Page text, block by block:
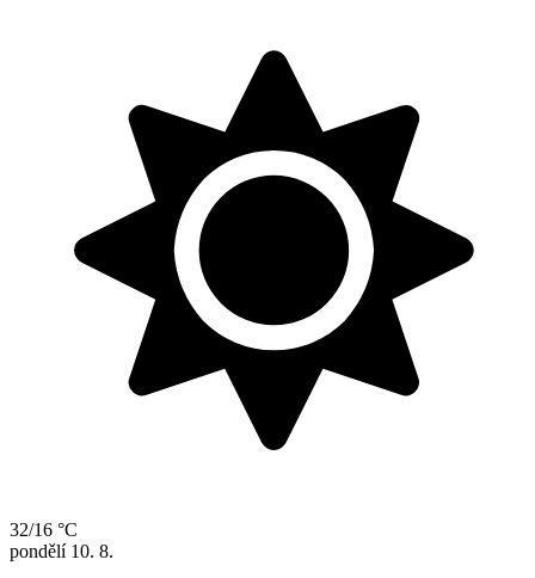
32/16 °C
pondělí 10. 8.